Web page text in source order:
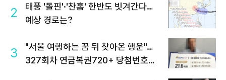
2
태풍 '돌핀'·'찬홈' 한반도 빗겨간다…
예상 경로는?
3
"서울 여행하는 꿈 뒤 찾아온 행운"…
327회차 연금복권720+ 당첨번호조